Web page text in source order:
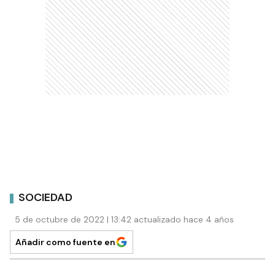
SOCIEDAD
5 de octubre de 2022 | 13:42 actualizado hace 4 años
Añadir como fuente en